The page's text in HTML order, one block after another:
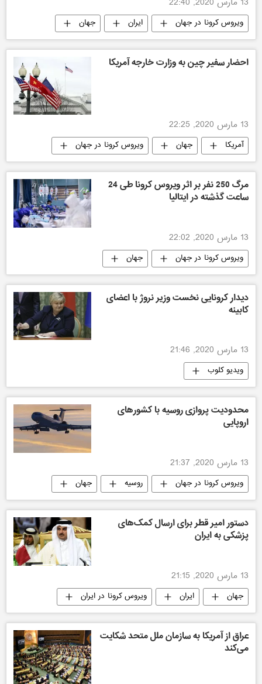
13 مارس 2020, 22:40
ویروس کرونا در جهان ایران جهان
احضار سفیر چین به وزارت خارجه آمریکا
13 مارس 2020, 22:25
آمریکا جهان ویروس کرونا در جهان
مرگ 250 نفر بر اثر ویروس کرونا طی 24
ساعت گذشته در ایتالیا
13 مارس 2020, 22:02
ویروس کرونا در جهان جهان
دیدار کرونایی نخست وزير نروژ با اعضاى
كابينه
13 مارس 2020, 21:46
ویدیو کلوب
محدودیت پروازی روسیه با کشورهای
اروپایی
13 مارس 2020, 21:37
ویروس کرونا در جهان روسیه جهان
دستور امیر قطر برای ارسال کمک‌های
پزشکی به ایران
13 مارس 2020, 21:15
جهان ایران ویروس کرونا در ایران
عراق از آمریکا به سازمان ملل متحد شکایت
می‌کند